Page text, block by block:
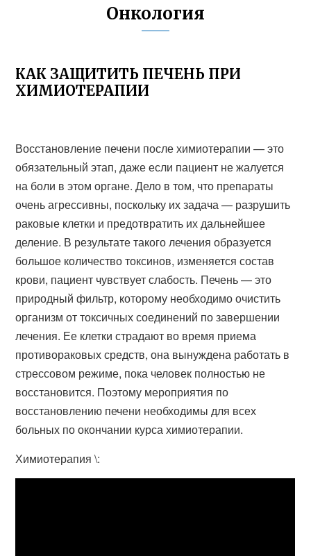
Онкология
КАК ЗАЩИТИТЬ ПЕЧЕНЬ ПРИ
ХИМИОТЕРАПИИ
Восстановление печени после химиотерапии — это
обязательный этап, даже если пациент не жалуется
на боли в этом органе. Дело в том, что препараты
очень агрессивны, поскольку их задача — разрушить
раковые клетки и предотвратить их дальнейшее
деление. В результате такого лечения образуется
большое количество токсинов, изменяется состав
крови, пациент чувствует слабость. Печень — это
природный фильтр, которому необходимо очистить
организм от токсичных соединений по завершении
лечения. Ее клетки страдают во время приема
противораковых средств, она вынуждена работать в
стрессовом режиме, пока человек полностью не
восстановится. Поэтому мероприятия по
восстановлению печени необходимы для всех
больных по окончании курса химиотерапии.
Химиотерапия \: